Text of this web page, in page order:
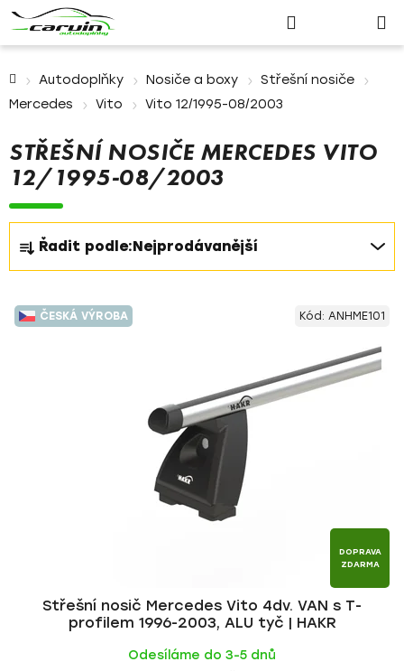
Přihlášení
košík
Autodoplňky Nosiče a boxy
Střešní nosiče
Mercedes
Vito Vito 12/1995-08/2003
STŘEŠNÍ NOSIČE MERCEDES VITO
12/1995-08/2003
Ř
a
z
e
n
Řadit podle:Nejprodávanější
V
ý
ČESKÁ VÝROBA
DOPRAVA
ZDARMA
Střešní nosič Mercedes Vito 4dv. VAN s T-
profilem 1996-2003, ALU tyč | HAKR
Odesíláme do 3-5 dnů
Kód: ANHME101